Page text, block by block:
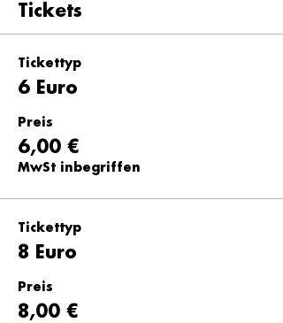
Tickets
Tickettyp
6 Euro
Preis
6,00 €
MwSt inbegriffen
Tickettyp
8 Euro
Preis
8,00 €